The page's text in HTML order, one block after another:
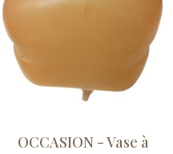
OCCASION - Vase à